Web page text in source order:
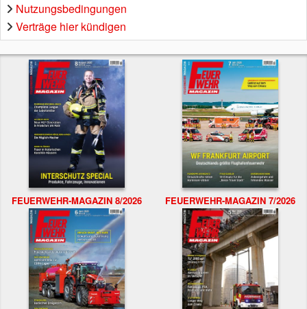
Nutzungsbedingungen
Verträge hier kündigen
FEUERWEHR-MAGAZIN 8/2026 FEUERWEHR-MAGAZIN 7/2026